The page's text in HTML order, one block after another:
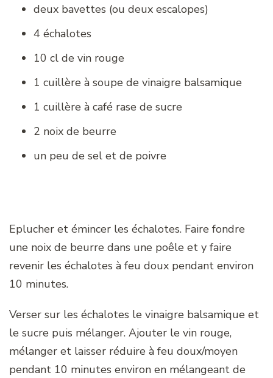
deux bavettes (ou deux escalopes)
4 échalotes
10 cl de vin rouge
1 cuillère à soupe de vinaigre balsamique
1 cuillère à café rase de sucre
2 noix de beurre
un peu de sel et de poivre
Eplucher et émincer les échalotes. Faire fondre
une noix de beurre dans une poêle et y faire
revenir les échalotes à feu doux pendant environ
10 minutes.
Verser sur les échalotes le vinaigre balsamique et
le sucre puis mélanger. Ajouter le vin rouge,
mélanger et laisser réduire à feu doux/moyen
pendant 10 minutes environ en mélangeant de